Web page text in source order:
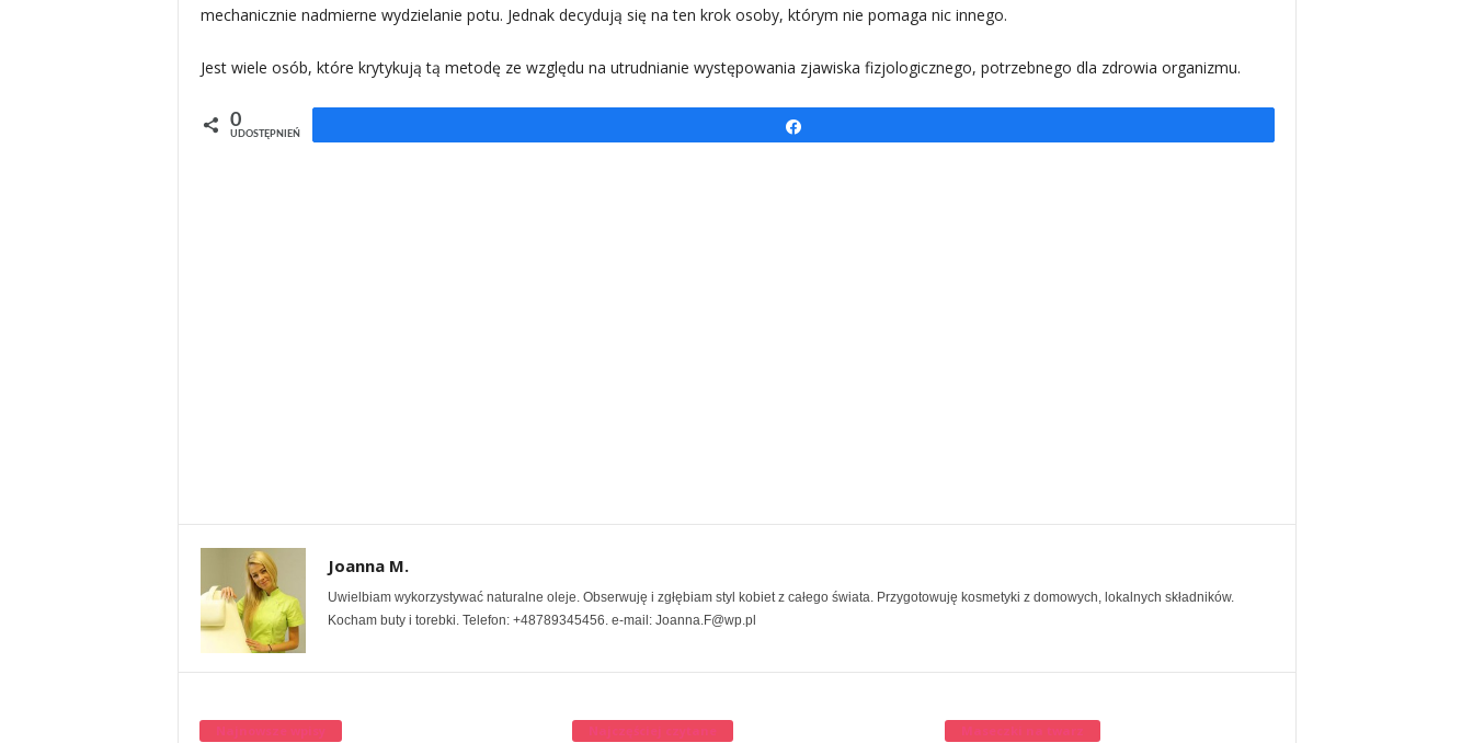
mechanicznie nadmierne wydzielanie potu. Jednak decydują się na ten krok osoby, którym nie pomaga nic innego.
Jest wiele osób, które krytykują tą metodę ze względu na utrudnianie występowania zjawiska fizjologicznego, potrzebnego dla zdrowia organizmu.
0
UDOSTĘPNIEŃ
Joanna M.
Uwielbiam wykorzystywać naturalne oleje. Obserwuję i zgłębiam styl kobiet z całego świata. Przygotowuję kosmetyki z domowych, lokalnych składników.
Kocham buty i torebki. Telefon: +48789345456. e-mail: Joanna.F@wp.pl
Najnowsze wpisy Najczęściej czytane Maseczki na twarz